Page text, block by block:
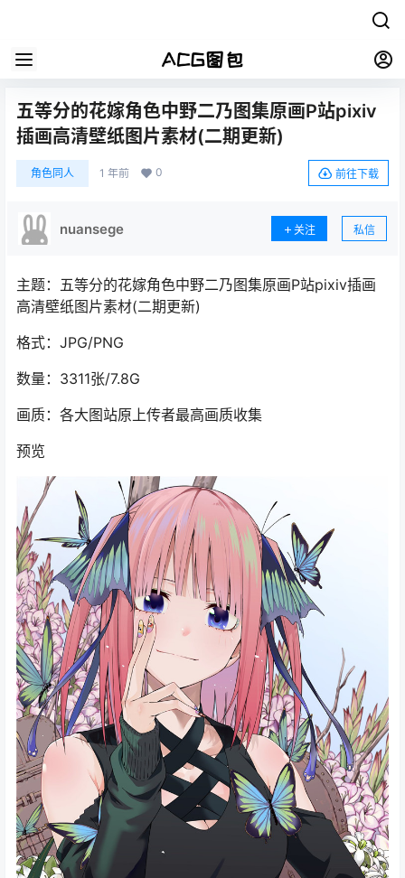
五等分的花嫁角色中野二乃图集原画P站pixiv
插画高清壁纸图片素材(二期更新)
角色同人 1 年前 0 前往下载
nuansege 关注 私信
主题：五等分的花嫁角色中野二乃图集原画P站pixiv插画
高清壁纸图片素材(二期更新)
格式：JPG/PNG
数量：3311张/7.8G
画质：各大图站原上传者最高画质收集
预览